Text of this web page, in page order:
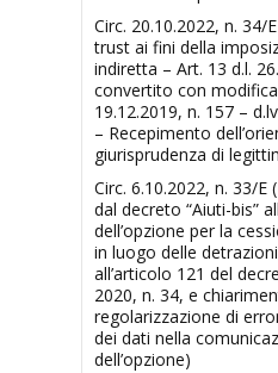
Circ. 20.10.2022, n. 34/
trust ai fini della
indiretta – Art. 13 d.l.
convertito con
19.12.2019, n. 157 –
– Recepimento
giurisprudenza di
Circ. 6.10.2022, n. 33/
dal decreto “Aiuti-bis”
dell’opzione per la
in luogo delle
all’articolo 121 del
2020, n. 34, e
regolarizzazione di
dei dati nella
dell’opzione)